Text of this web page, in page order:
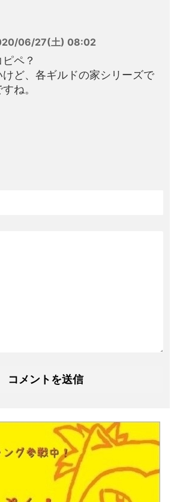
06/27(土) 08:02
ペ？
けど、各ギルドの家シリーズで
ね。